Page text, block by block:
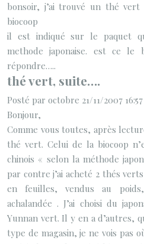
bonsoir, j’ai trouvé un thé
biocoop
il est indiqué sur le paquet
methode japonaise. est ce
répondre…..
thé vert, suite….
Posté par octobre 21/11/2007 16:57
Bonjour,
Comme vous toutes, après
thé vert. Celui de la biocoop
chinois « selon la méthode
par contre j’ai acheté 2 thés
en feuilles, vendus au
achalandée . J’ai choisi du
Yunnan vert. Il y en a d’autres,
type de magasin, je ne vois pas